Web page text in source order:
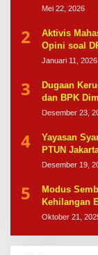
Mei 22, 2026
2
Aktivis
Opini soal
Januari 11, 2026
3
Dugaan
dan BPK
Desember 23,
4
Yayasan
PTUN
Desember 19,
5
Modus
Kehilangan
Oktober 21,